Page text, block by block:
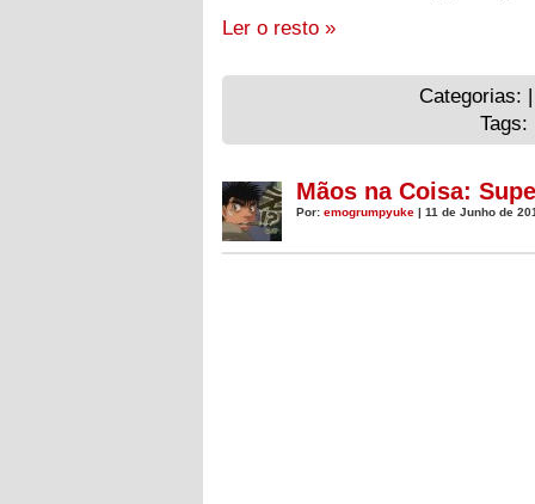
Ler o resto »
Categorias:
Tags:
Mãos na Coisa:
Por: emogrumpyuke | 11 de Junho de